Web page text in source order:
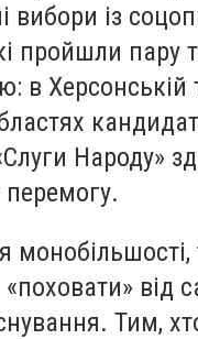
вибори із
пройшли пару
в Херсонській
Народу»
перемогу.
монобільшості,
від
Тим,